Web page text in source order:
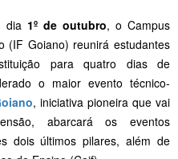
dia 1º de outubro, o Campus
(IF Goiano) reunirá estudantes
para quatro dias de
o maior evento técnico-
, iniciativa pioneira que vai
abarcará os eventos
dois últimos pilares, além de